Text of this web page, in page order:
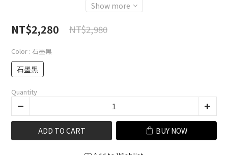
Show more
NT$2,280 NT$2,980
Color : 石墨黑
石墨黑
Quantity
ADD TO CART BUY NOW